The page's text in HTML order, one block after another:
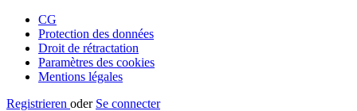
CG
Protection des données
Droit de rétractation
Paramètres des cookies
Mentions légales
Registrieren oder Se connecter